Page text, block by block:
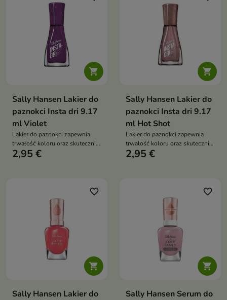

Sally Hansen Lakier do
paznokci Insta dri 9.17
ml Violet
Lakier do paznokci zapewnia
trwałość koloru oraz skutecznie
zapobiega odpryskiwaniu
2,95 €

Sally Hansen Lakier do
paznokci Insta dri 9.17
ml Hot Shot
Lakier do paznokci zapewnia
trwałość koloru oraz skutecznie
zapobiega odpryskiwaniu
2,95 €

favorite_border
Sally Hansen Lakier do

favorite_border
Sally Hansen Serum do